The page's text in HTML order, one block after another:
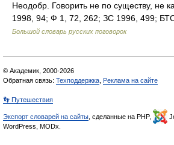
Неодобр. Говорить не по существу, не
1998, 94; Ф 1, 72, 262; ЗС 1996, 499;
Большой словарь русских поговорок
© Академик, 2000-2026
Обратная связь: Техподдержка Реклама на сайте
👣 Путешествия
Экспорт словарей на сайты , сделанные на PHP,
WordPress, MODx.